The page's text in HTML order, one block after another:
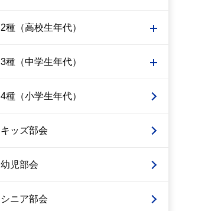
2種（高校生年代）
3種（中学生年代）
4種（小学生年代）
キッズ部会
幼児部会
シニア部会